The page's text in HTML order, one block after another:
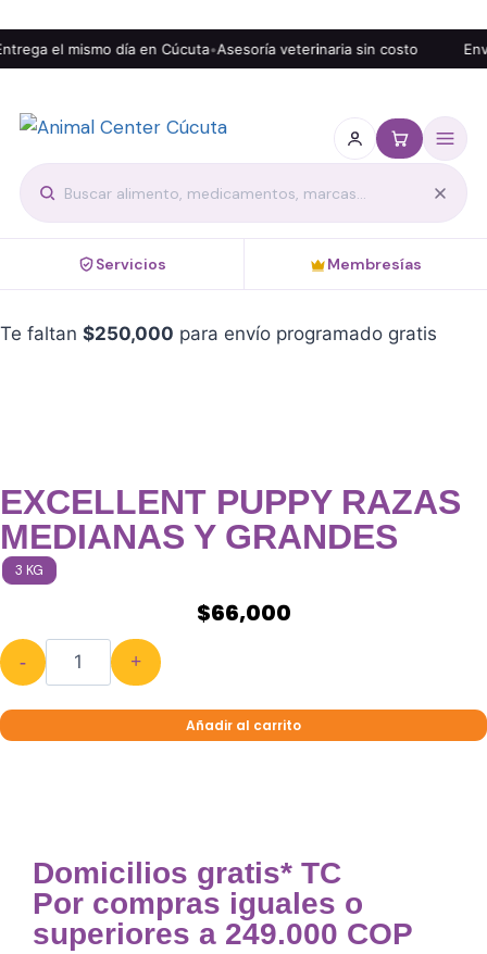
el mismo día en Cúcuta•Asesoría veterinaria sin costo
Servicios Membresías
Te faltan $250,000 para envío programado gratis
EXCELLENT PUPPY RAZAS
MEDIANAS Y GRANDES
3 KG
$66,000
- +
Añadir al carrito
Domicilios gratis* TC
Por compras iguales o
superiores a 249.000 COP